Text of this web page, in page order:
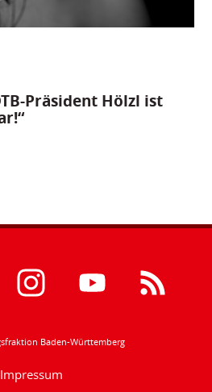
Präsident Hölzl ist
Baden-Württemberg
Impressum